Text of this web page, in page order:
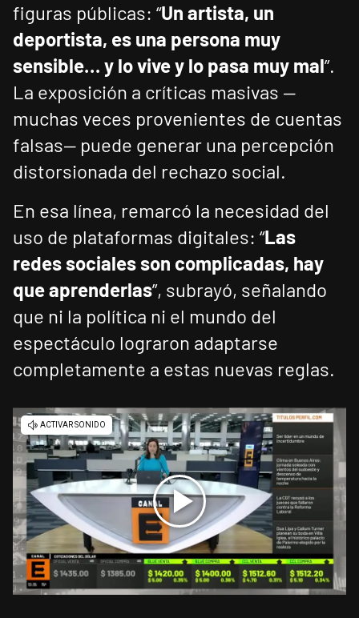
figuras públicas: “Un artista, un
deportista, es una persona muy
sensible… y lo vive y lo pasa muy mal”.
La exposición a críticas masivas —
muchas veces provenientes de cuentas
falsas— puede generar una percepción
distorsionada del rechazo social.
En esa línea, remarcó la necesidad del
uso de plataformas digitales: “Las
redes sociales son complicadas, hay
que aprenderlas”, subrayó, señalando
que ni la política ni el mundo del
espectáculo lograron adaptarse
completamente a estas nuevas reglas.